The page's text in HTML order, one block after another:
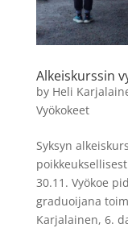
Alkeiskurssin
by Heli
Vyökokeet
Syksyn
30.11. Vyökoe
graduoijana
Karjalainen, 6.